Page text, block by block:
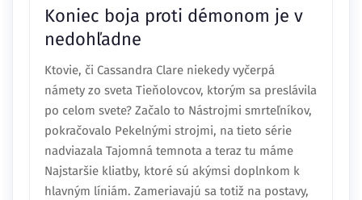
Koniec boja proti démonom je v
nedohľadne
Ktovie, či Cassandra Clare niekedy vyčerpá
námety zo sveta Tieňolovcov, ktorým sa preslávila
po celom svete? Začalo to Nástrojmi smrteľníkov,
pokračovalo Pekelnými strojmi, na tieto série
nadviazala Tajomná temnota a teraz tu máme
Najstaršie kliatby, ktoré sú akýmsi doplnkom k
hlavným líniám. Zameriavajú sa totiž na postavy,